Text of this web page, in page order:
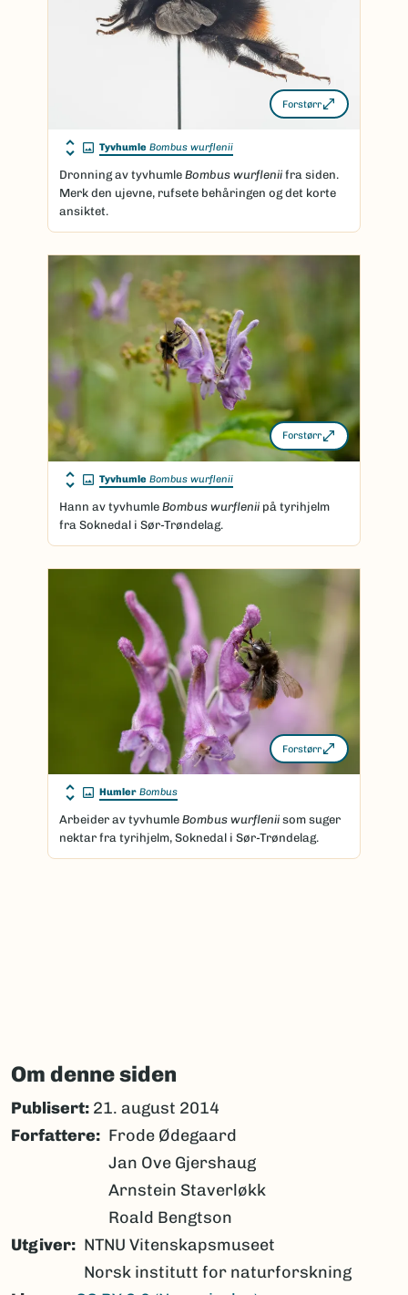
Forstørr
Tyvhumle Bombus wurflenii
Dronning av tyvhumle Bombus wurflenii fra siden.
Merk den ujevne, rufsete behåringen og det korte
ansiktet.
Forstørr
Tyvhumle Bombus wurflenii
Hann av tyvhumle Bombus wurflenii på tyrihjelm
fra Soknedal i Sør-Trøndelag.
Forstørr
Humler Bombus
Arbeider av tyvhumle Bombus wurflenii som suger
nektar fra tyrihjelm, Soknedal i Sør-Trøndelag.
Om denne siden
Publisert: 21. august 2014
Forfattere
Frode Ødegaard
Jan Ove Gjershaug
Arnstein Staverløkk
Roald Bengtson
Utgiver
NTNU Vitenskapsmuseet
Norsk institutt for naturforskning